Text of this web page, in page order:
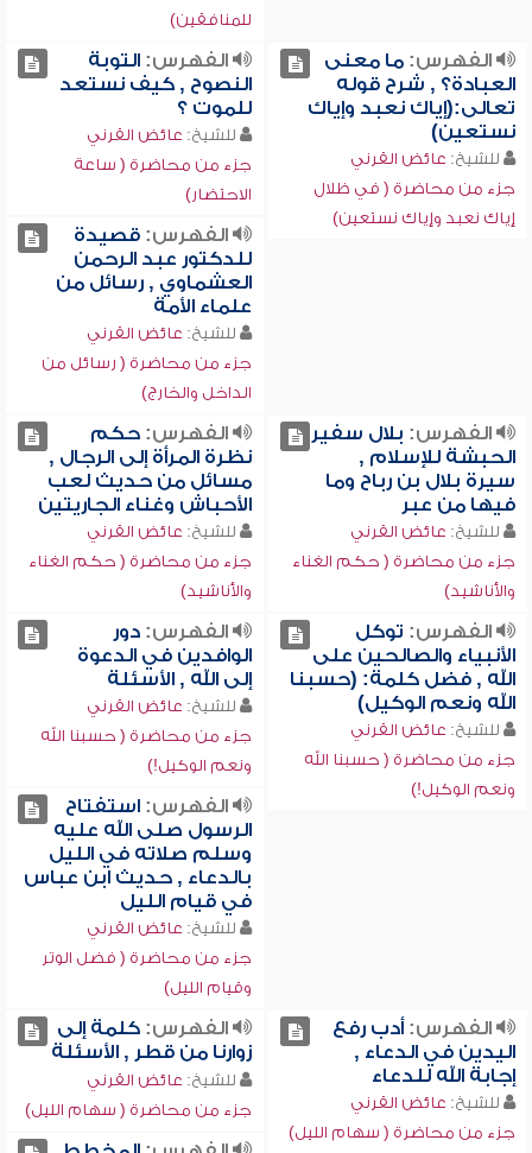
للمنافقين)
الفهرس:ما معنى
العبادة؟ , شرح قوله
تعالى:(إياك نعبد وإياك
نستعين)
للشيخ: عائض القرني
جزء من محاضرة ( في ظلال
إياك نعبد وإياك نستعين)
الفهرس:التوبة
النصوح , كيف نستعد
للموت ؟
للشيخ: عائض القرني
جزء من محاضرة ( ساعة
الاحتضار)
الفهرس:قصيدة
للدكتور عبد الرحمن
العشماوي , رسائل من
علماء الأمة
للشيخ: عائض القرني
جزء من محاضرة ( رسائل من
الداخل والخارج)
الفهرس: بلال سفير
الحبشة للإسلام ,
سيرة بلال بن رباح وما
فيها من عبر
للشيخ: عائض القرني
جزء من محاضرة ( حكم الغناء
والأناشيد)
الفهرس:حكم
نظرة المرأة إلى الرجال ,
مسائل من حديث لعب
الأحباش وغناء الجاريتين
للشيخ: عائض القرني
جزء من محاضرة ( حكم الغناء
والأناشيد)
الفهرس: توكل
الأنبياء والصالحين على
الله , فضل كلمة: (حسبنا
الله ونعم الوكيل)
للشيخ: عائض القرني
جزء من محاضرة ( حسبنا الله
ونعم الوكيل!)
الفهرس:دور
الوافدين في الدعوة
إلى الله , الأسئلة
للشيخ: عائض القرني
جزء من محاضرة ( حسبنا الله
ونعم الوكيل!)
الفهرس:استفتاح
الرسول صلى الله عليه
وسلم صلاته في الليل
بالدعاء , حديث ابن عباس
في قيام الليل
للشيخ: عائض القرني
جزء من محاضرة ( فضل الوتر
وقيام الليل)
الفهرس:أدب رفع
اليدين في الدعاء ,
إجابة الله للدعاء
للشيخ: عائض القرني
جزء من محاضرة ( سهام الليل)
الفهرس:كلمة إلى
زوارنا من قطر , الأسئلة
للشيخ: عائض القرني
جزء من محاضرة ( سهام الليل)